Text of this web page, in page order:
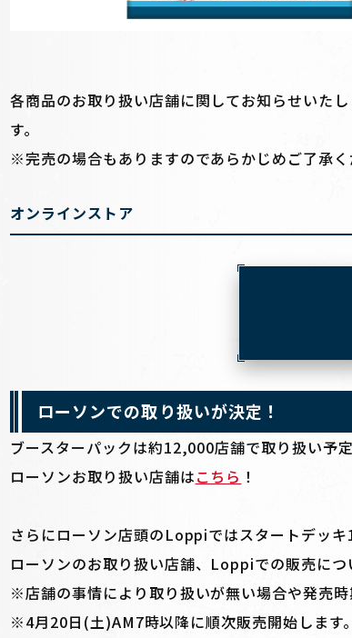
各商品のお取り扱い店舗に関してお知らせいた
す。
※完売の場合もありますのであらかじめご了承く
オンラインストア
ローソンでの取り扱いが決定！
ブースターパックは約12,000店舗で取り扱い予定
ローソンお取り扱い店舗はこちら ！
さらにローソン店頭のLoppiではスタートデッキ
ローソンのお取り扱い店舗、Loppiでの販売につ
※店舗の事情により取り扱いが無い場合や発売時
※4月20日(土)AM7時以降に順次販売開始します。